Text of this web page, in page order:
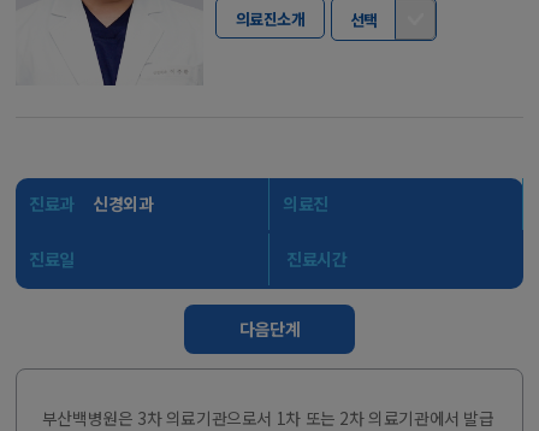
의료진소개 선택
진료과 신경외과 의료진
진료일 진료시간
다음단계
부산백병원은 3차 의료기관으로서 1차 또는 2차 의료기관에서 발급